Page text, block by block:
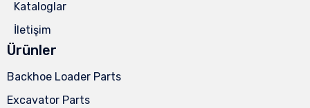
Kataloglar
İletişim
Ürünler
Backhoe Loader Parts
Excavator Parts